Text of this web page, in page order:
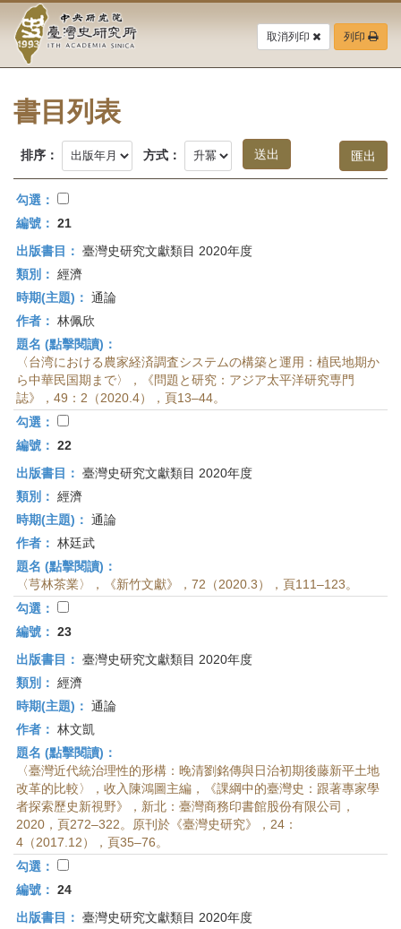
要
中
央
研
究
院-
臺
灣
史
研
究
所-
首
頁
取消列印 列印
書目列表
排序： 方式：
勾選：
編號： 21
出版書目： 臺灣史研究文獻類目 2020年度
類別： 經濟
時期(主題)： 通論
作者： 林佩欣
題名 (點擊閱讀)：
〈台湾における農家経済調査システムの構築と運用：植民地期か
ら中華民国期まで〉，《問題と研究：アジア太平洋研究専門
誌》，49：2（2020.4），頁13–44。
勾選：
編號： 22
出版書目： 臺灣史研究文獻類目 2020年度
類別： 經濟
時期(主題)： 通論
作者： 林廷武
題名 (點擊閱讀)：
〈芎林茶業〉，《新竹文獻》，72（2020.3），頁111–123。
勾選：
編號： 23
出版書目： 臺灣史研究文獻類目 2020年度
類別： 經濟
時期(主題)： 通論
作者： 林文凱
題名 (點擊閱讀)：
〈臺灣近代統治理性的形構：晚清劉銘傳與日治初期後藤新平土地
改革的比較〉，收入陳鴻圖主編，《課綱中的臺灣史：跟著專家學
者探索歷史新視野》，新北：臺灣商務印書館股份有限公司，
2020，頁272–322。原刊於《臺灣史研究》，24：
4（2017.12），頁35–76。
勾選：
編號： 24
出版書目： 臺灣史研究文獻類目 2020年度